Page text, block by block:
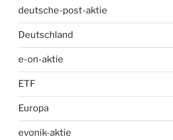
deutsche-post-aktie
Deutschland
e-on-aktie
ETF
Europa
evonik-aktie